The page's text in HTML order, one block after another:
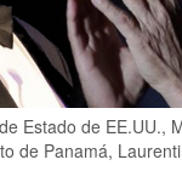
Estado de EE.UU.,
de Panamá,